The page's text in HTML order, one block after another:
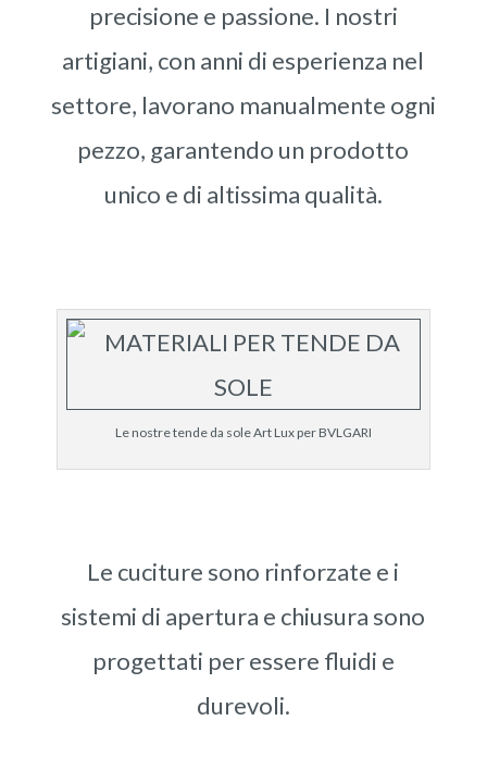
precisione e passione. I nostri
artigiani, con anni di esperienza nel
settore, lavorano manualmente ogni
pezzo, garantendo un prodotto
unico e di altissima qualità.
Le nostre tende da sole Art Lux per BVLGARI
Le cuciture sono rinforzate e i
sistemi di apertura e chiusura sono
progettati per essere fluidi e
durevoli.